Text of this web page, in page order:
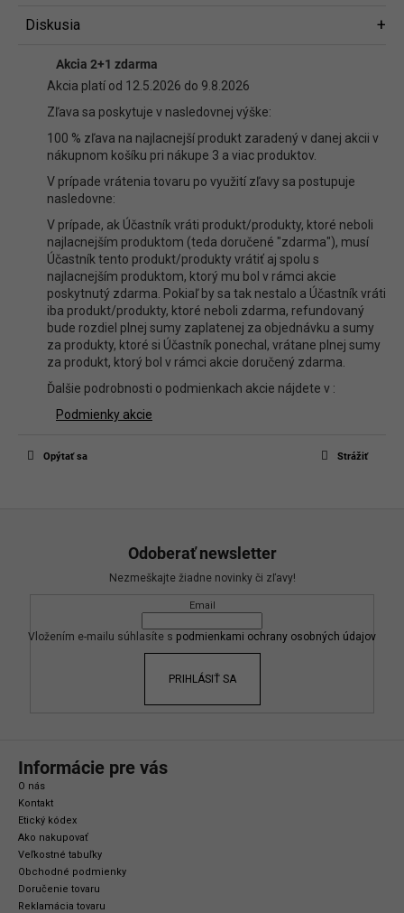
Akcia 2+1 zdarma
Akcia platí od 12.5.2026 do 9.8.2026
Zľava sa poskytuje v nasledovnej výške:
100 % zľava na najlacnejší produkt zaradený v danej akcii v
nákupnom košíku pri nákupe 3 a viac produktov.
V prípade vrátenia tovaru po využití zľavy sa postupuje
nasledovne:
V prípade, ak Účastník vráti produkt/produkty, ktoré neboli
najlacnejším produktom (teda doručené "zdarma"), musí
Účastník tento produkt/produkty vrátiť aj spolu s
najlacnejším produktom, ktorý mu bol v rámci akcie
poskytnutý zdarma. Pokiaľ by sa tak nestalo a Účastník vráti
iba produkt/produkty, ktoré neboli zdarma, refundovaný
bude rozdiel plnej sumy zaplatenej za objednávku a sumy
za produkty, ktoré si Účastník ponechal, vrátane plnej sumy
za produkt, ktorý bol v rámci akcie doručený zdarma.
Ďalšie podrobnosti o podmienkach akcie nájdete v :
Podmienky akcie
Opýtať sa Strážiť
Diskusia
Diskusia
Buďte prvý, kto napíše príspevok k tejto položke.
Len registrovaní používatelia môžu pridávať príspevky. Prosím
alebo sazaregistrujte.
Odoberať newsletter
Nezmeškajte žiadne novinky či zľavy!
Email
Vložením e-mailu súhlasíte s podmienkami ochrany osobných údajov
PRIHLÁSIŤ SA
Informácie pre vás
O nás
Kontakt
Etický kódex
Ako nakupovať
Veľkostné tabuľky
Obchodné podmienky
Doručenie tovaru
Reklamácia tovaru